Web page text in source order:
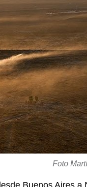
Foto
Buenos Aires a